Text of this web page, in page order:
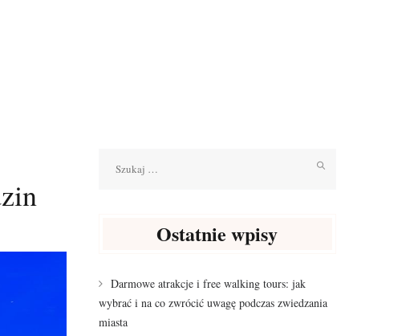
Ostatnie wpisy
Darmowe atrakcje i free walking tours: jak
wybrać i na co zwrócić uwagę podczas zwiedzania
miasta